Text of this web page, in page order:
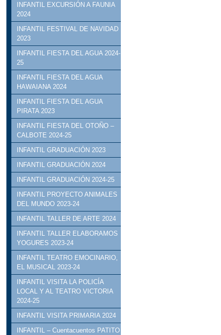
INFANTIL EXCURSIÓN A FAUNIA
2024
INFANTIL FESTIVAL DE NAVIDAD
2023
INFANTIL FIESTA DEL AGUA 2024-
25
INFANTIL FIESTA DEL AGUA
HAWAIANA 2024
INFANTIL FIESTA DEL AGUA
PIRATA 2023
INFANTIL FIESTA DEL OTOÑO –
CALBOTE 2024-25
INFANTIL GRADUACIÓN 2023
INFANTIL GRADUACIÓN 2024
INFANTIL GRADUACIÓN 2024-25
INFANTIL PROYECTO ANIMALES
DEL MUNDO 2023-24
INFANTIL TALLER DE ARTE 2024
INFANTIL TALLER ELABORAMOS
YOGURES 2023-24
INFANTIL TEATRO EMOCINARIO,
EL MUSICAL 2023-24
INFANTIL VISITA LA POLICÍA
LOCAL Y AL TEATRO VICTORIA
2024-25
INFANTIL VISITA PRIMARIA 2024
INFANTIL – Cuentacuentos PATITO